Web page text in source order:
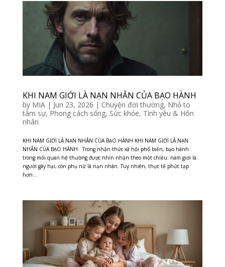
KHI NAM GIỚI LÀ NẠN NHÂN CỦA BẠO HÀNH
by MIA| Jun 23, 2026 | Chuyện đời thường, Nhỏ to
tâm sự, Phong cách sống, Sức khỏe, Tình yêu & Hôn
nhân
KHI NAM GIỚI LÀ NẠN NHÂN CỦA BẠO HÀNH KHI NAM GIỚI LÀ NẠN
NHÂN CỦA BẠO HÀNH Trong nhận thức xã hội phổ biến, bạo hành
trong mối quan hệ thường được nhìn nhận theo một chiều: nam giới là
người gây hại, còn phụ nữ là nạn nhân. Tuy nhiên, thực tế phức tạp
hơn...